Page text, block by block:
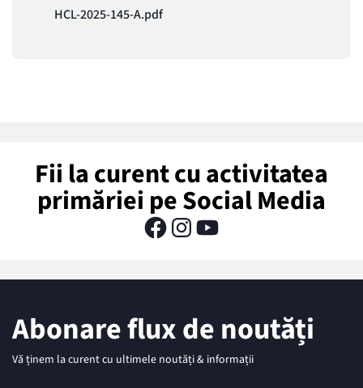
HCL-2025-145-A.pdf
Fii la curent cu activitatea
primăriei pe Social Media
Abonare flux de noutăți
Vă ținem la curent cu ultimele noutăți & informații